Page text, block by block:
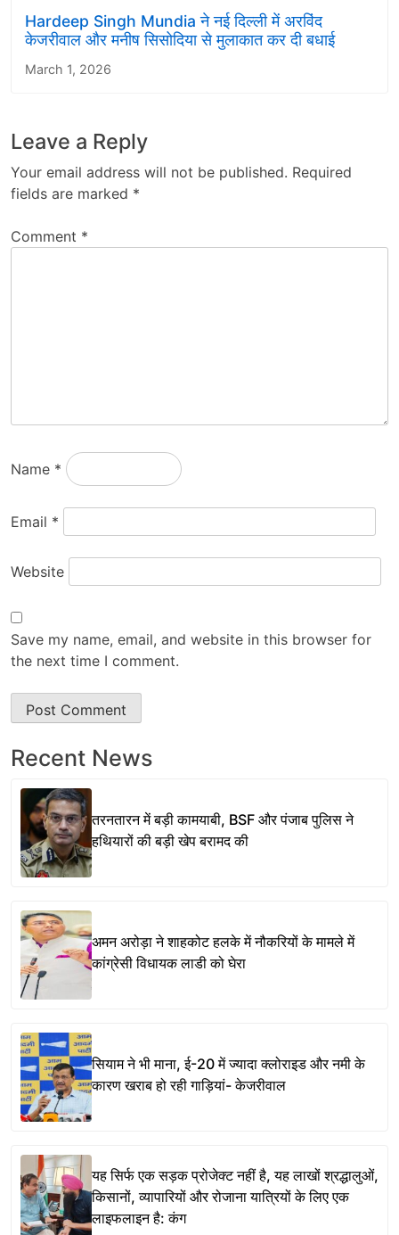
Hardeep Singh Mundia ने नई दिल्ली में अरविंद
केजरीवाल और मनीष सिसोदिया से मुलाकात कर दी बधाई
March 1, 2026
Leave a Reply
Your email address will not be published. Required
fields are marked *
Comment *
Name *
Email *
Website
Save my name, email, and website in this browser for
the next time I comment.
Recent News
तरनतारन में बड़ी कामयाबी, BSF और पंजाब पुलिस ने
हथियारों की बड़ी खेप बरामद की
अमन अरोड़ा ने शाहकोट हलके में नौकरियों के मामले में
कांग्रेसी विधायक लाडी को घेरा
सियाम ने भी माना, ई-20 में ज्यादा क्लोराइड और नमी के
कारण खराब हो रही गाड़ियां- केजरीवाल
यह सिर्फ एक सड़क प्रोजेक्ट नहीं है, यह लाखों श्रद्धालुओं,
किसानों, व्यापारियों और रोजाना यात्रियों के लिए एक
लाइफलाइन है: कंग